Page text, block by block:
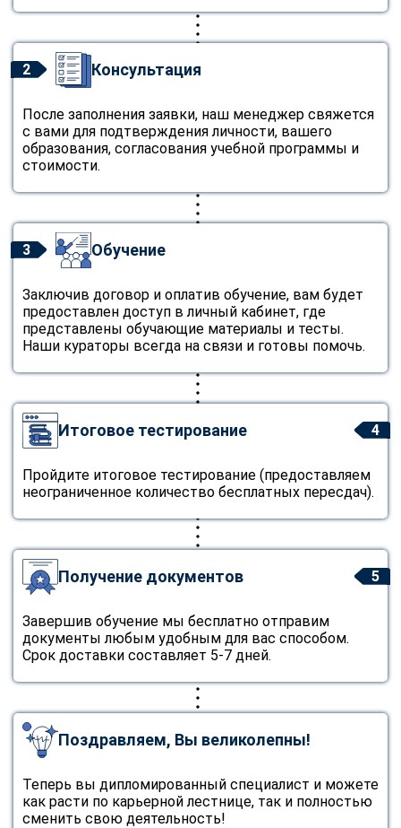
2 Консультация
После заполнения заявки, наш менеджер свяжется
с вами для подтверждения личности, вашего
образования, согласования учебной программы и
стоимости.
3 Обучение
Заключив договор и оплатив обучение, вам будет
предоставлен доступ в личный кабинет, где
представлены обучающие материалы и тесты.
Наши кураторы всегда на связи и готовы помочь.
4
Итоговое тестирование
Пройдите итоговое тестирование (предоставляем
неограниченное количество бесплатных пересдач).
5
Получение документов
Завершив обучение мы бесплатно отправим
документы любым удобным для вас способом.
Срок доставки составляет 5-7 дней.
Поздравляем, Вы великолепны!
Теперь вы дипломированный специалист и можете
как расти по карьерной лестнице, так и полностью
сменить свою деятельность!